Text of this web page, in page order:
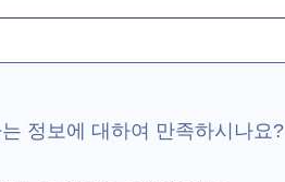
정보에 대하여 만족하시나요?